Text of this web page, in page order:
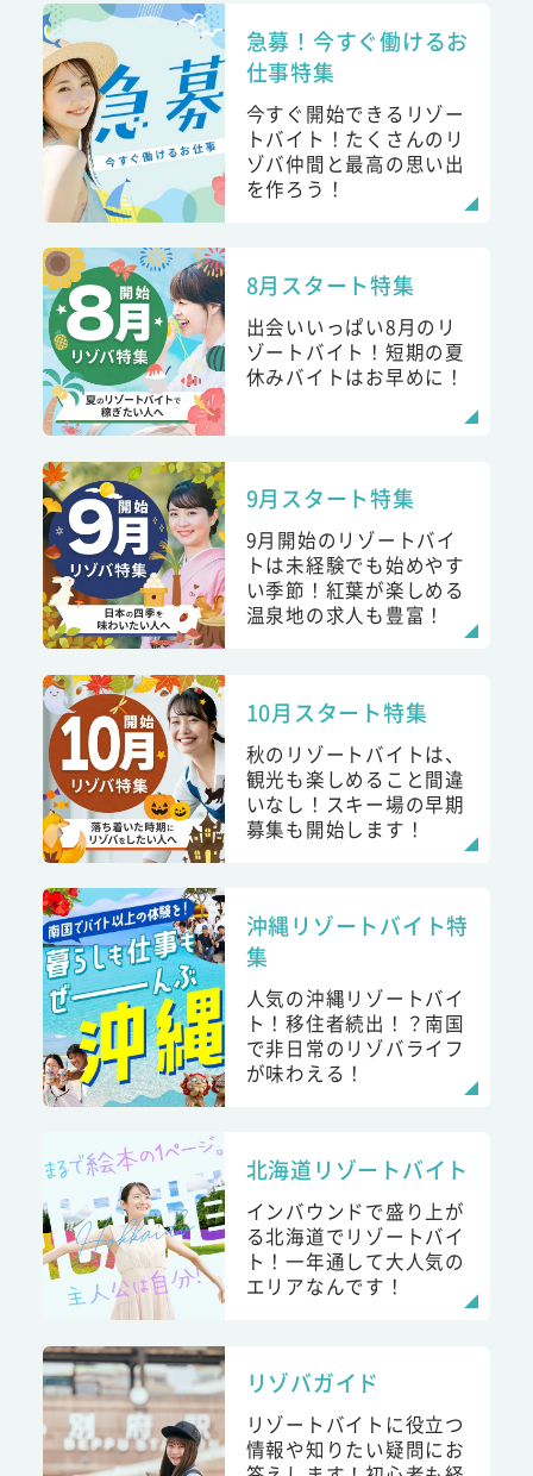
急募！今すぐ働けるお
仕事特集
今すぐ開始できるリゾー
トバイト！たくさんのリ
ゾバ仲間と最高の思い出
を作ろう！
8月スタート特集
出会いいっぱい8月のリ
ゾートバイト！短期の夏
休みバイトはお早めに！
9月スタート特集
9月開始のリゾートバイ
トは未経験でも始めやす
い季節！紅葉が楽しめる
温泉地の求人も豊富！
10月スタート特集
秋のリゾートバイトは、
観光も楽しめること間違
いなし！スキー場の早期
募集も開始します！
沖縄リゾートバイト特
集
人気の沖縄リゾートバイ
ト！移住者続出！？南国
で非日常のリゾバライフ
が味わえる！
北海道リゾートバイト
インバウンドで盛り上が
る北海道でリゾートバイ
ト！一年通して大人気の
エリアなんです！
リゾバガイド
リゾートバイトに役立つ
情報や知りたい疑問にお